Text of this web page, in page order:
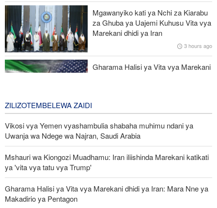
Interpol: Akili Mnemba (AI) inatumika katika 55% ya uhalifu wa
mtandaoni barani Afrika
Ruto asema serikali imetekeleza ahadi ilizowapa Waislamu wa
Kenya
Mgawanyiko kati ya Nchi za Kiarabu
za Ghuba ya Uajemi Kuhusu Vita vya
Marekani dhidi ya Iran
3 hours ago
Gharama Halisi ya Vita vya Marekani
ZILIZOTEMBELEWA ZAIDI
Vikosi vya Yemen vyashambulia shabaha muhimu ndani ya
Uwanja wa Ndege wa Najran, Saudi Arabia
Mshauri wa Kiongozi Muadhamu: Iran iliishinda Marekani katikati
ya 'vita vya tatu vya Trump'
Gharama Halisi ya Vita vya Marekani dhidi ya Iran: Mara Nne ya
Makadirio ya Pentagon